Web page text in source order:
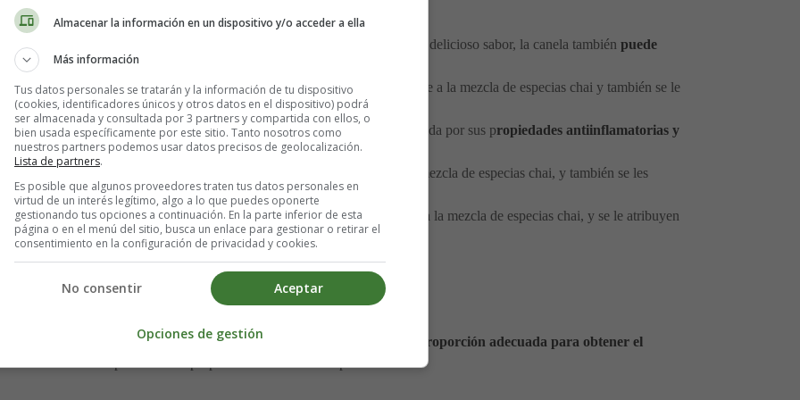
aporta un sabor reconfortante a la mezcla de especias chai. Además de su delicioso sabor, la canela también puede
y mejorar la digestión.
con un sabor distintivo y ligeramente picante. Añade un toque refrescante a la mezcla de especias chai y también se le
sabor terroso a la mezcla de especias chai. Esta raíz aromática es conocida por sus propiedades antiinflamatorias y
las náuseas.
con un sabor intenso y picante. Añaden profundidad y calidez a la mezcla de especias chai, y también se les
.
y dulce, con un toque de regaliz. Agrega un aroma y sabor únicos a la mezcla de especias chai, y se le atribuyen
especias chai:
mezcla de especias chai, es hora de aprender cómo combinarlas en la proporción adecuada para obtener el
una receta sencilla para hacer tu propia mezcla casera de especias chai:
Almacenar la información en un dispositivo y/o acceder a ella
Más información
Tus datos personales se tratarán y la información de tu dispositivo
(cookies, identificadores únicos y otros datos en el dispositivo) podrá
ser almacenada y consultada por 3 partners y compartida con ellos, o
bien usada específicamente por este sitio. Tanto nosotros como
nuestros partners podemos usar datos precisos de geolocalización.
Lista de partners.
Es posible que algunos proveedores traten tus datos personales en
virtud de un interés legítimo, algo a lo que puedes oponerte
gestionando tus opciones a continuación. En la parte inferior de esta
página o en el menú del sitio, busca un enlace para gestionar o retirar el
consentimiento en la configuración de privacidad y cookies.
Aceptar
No consentir
Opciones de gestión